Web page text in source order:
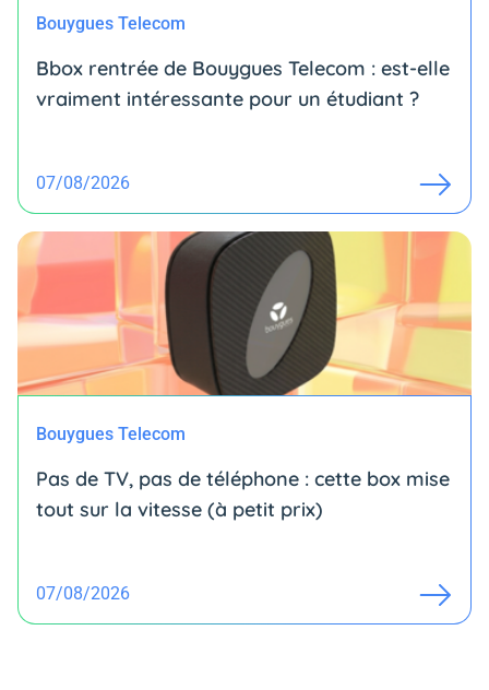
Bouygues Telecom
Bbox rentrée de Bouygues Telecom : est-elle
vraiment intéressante pour un étudiant ?
07/08/2026
Bouygues Telecom
Pas de TV, pas de téléphone : cette box mise
tout sur la vitesse (à petit prix)
07/08/2026